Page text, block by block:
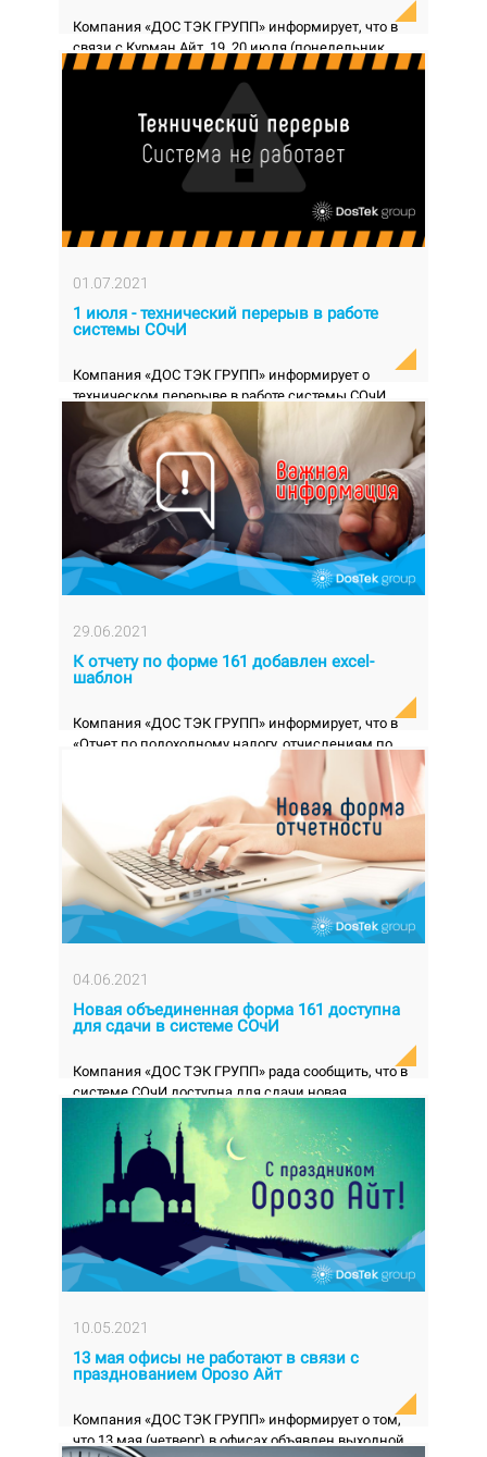
Компания «ДОС ТЭК ГРУПП» информирует, что в
связи с Курман Айт, 19, 20 июля (понедельник,
вторник) – в офисах компании выходные дни, 24
01.07.2021
1 июля - технический перерыв в работе
системы СОчИ
Компания «ДОС ТЭК ГРУПП» информирует о
техническом перерыве в работе системы СОчИ,
который запланирован на 1 июля 2021 года с 17.30
до 21.00. ...
29.06.2021
К отчету по форме 161 добавлен excel-
шаблон
Компания «ДОС ТЭК ГРУПП» информирует, что в
«Отчет по подоходному налогу, отчислениям по
государственному социальному страховани...
04.06.2021
Новая объединенная форма 161 доступна
для сдачи в системе СОчИ
Компания «ДОС ТЭК ГРУПП» рада сообщить, что в
системе СОчИ доступна для сдачи новая
объединенная форма - Отчет по подоходному
налогу, ...
10.05.2021
13 мая офисы не работают в связи с
празднованием Орозо Айт
Компания «ДОС ТЭК ГРУПП» информирует о том,
что 13 мая (четверг) в офисах объявлен выходной